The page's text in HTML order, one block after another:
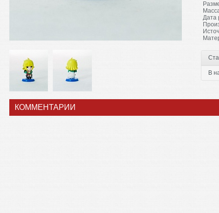
Дата
В
КОММЕНТАРИИ